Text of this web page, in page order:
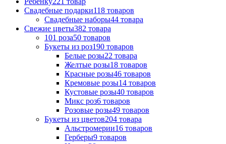
Свадебные подарки118 товаров
Свадебные наборы44 товара
Свежие цветы382 товара
101 роза50 товаров
Букеты из роз190 товаров
Белые розы22 товара
Желтые розы18 товаров
Красные розы46 товаров
Кремовые розы14 товаров
Кустовые розы40 товаров
Микс роз6 товаров
Розовые розы49 товаров
Букеты из цветов204 товара
Альстромерии16 товаров
Герберы9 товаров